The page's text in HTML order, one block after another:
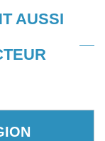
AUSSI